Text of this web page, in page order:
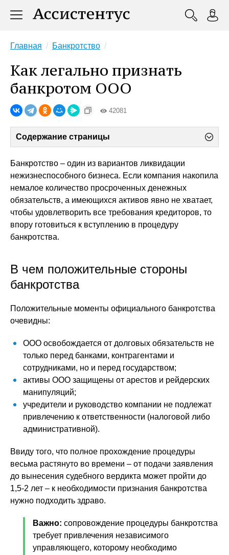
Главная Банкротство
Как легально признать
банкротом ООО
42081
Содержание страницы
Банкротство – один из вариантов ликвидации
нежизнеспособного бизнеса. Если компания накопила
немалое количество просроченных денежных
обязательств, а имеющихся активов явно не хватает,
чтобы удовлетворить все требования кредиторов, то
впору готовиться к вступлению в процедуру
банкротства.
В чем положительные стороны
банкротства
Положительные моменты официального банкротства
очевидны:
ООО освобождается от долговых обязательств не
только перед банками, контрагентами и
сотрудниками, но и перед государством;
активы ООО защищены от арестов и рейдерских
манипуляций;
учредители и руководство компании не подлежат
привлечению к ответственности (налоговой либо
административной).
Ввиду того, что полное прохождение процедуры
весьма растянуто во времени – от подачи заявления
до вынесения судебного вердикта может пройти до
1,5-2 лет – к необходимости признания банкротства
нужно подходить здраво.
Важно: сопровождение процедуры банкротства
требует привлечения независимого
управляющего, которому необходимо